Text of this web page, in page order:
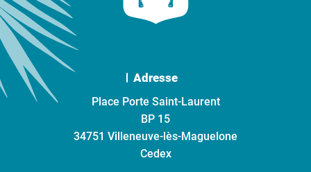
Adresse
Place Porte Saint-Laurent
BP 15
34751 Villeneuve-lès-Maguelone
Cedex